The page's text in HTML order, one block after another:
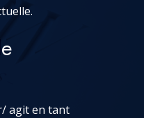
agit en tant